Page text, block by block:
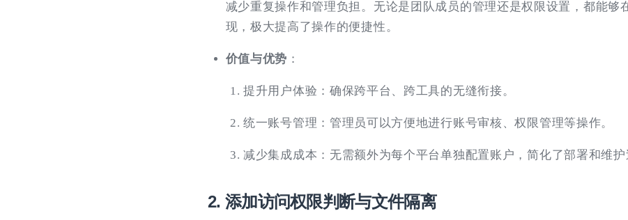
减少重复操作和管理负担。无论是团队成员的管理还是权限设置，都能够
现，极大提高了操作的便捷性。
价值与优势 ：
提升用户体验：确保跨平台、跨工具的无缝衔接。
统一账号管理：管理员可以方便地进行账号审核、权限管理等操作。
减少集成成本：无需额外为每个平台单独配置账户，简化了部署和维护
2. 添加访问权限判断与文件隔离